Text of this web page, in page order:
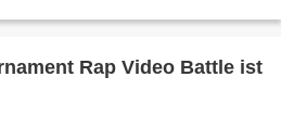
Rap Video Battle ist